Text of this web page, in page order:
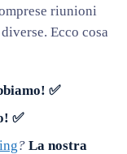
riunioni
Ecco cosa
✅
✅
? La nostra